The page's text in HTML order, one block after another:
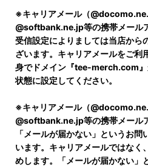
※キャリアメール（
@softbank.ne.jp等の携帯メール
受信設定によりましては当店から
ざいます。キャリアメールをご利
身でドメイン『tee-merch.com
状態に設定してください。
※キャリアメール（
@softbank.ne.jp等の携帯メール
「メールが届かない」というお
います。キャリアメールではな
めします。「メールが届かない」